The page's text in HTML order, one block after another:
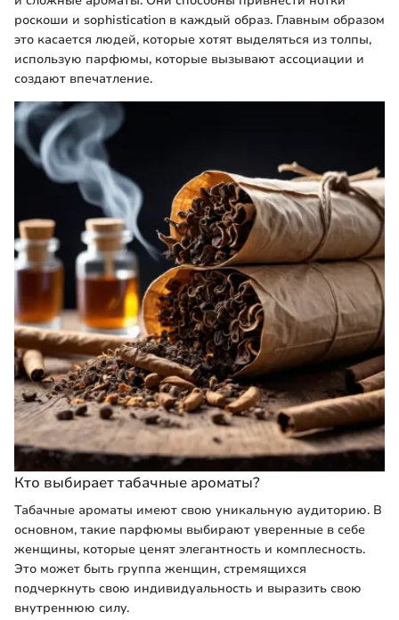
роскоши и sophistication в каждый образ. Главным образом
это касается людей, которые хотят выделяться из толпы,
использую парфюмы, которые вызывают ассоциации и
создают впечатление.
Кто выбирает табачные ароматы?
Табачные ароматы имеют свою уникальную аудиторию. В
основном, такие парфюмы выбирают уверенные в себе
женщины, которые ценят элегантность и комплесность.
Это может быть группа женщин, стремящихся
подчеркнуть свою индивидуальность и выразить свою
внутреннюю силу.